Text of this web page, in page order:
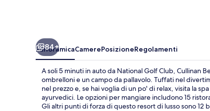
84+
PanoramicaCamerePosizioneRegolamenti
A soli 5 minuti in auto da National Golf Club, Cullinan
ombrelloni e un campo da pallavolo. Tuffati nel
nel prezzo e, se hai voglia di un po' di relax, visita la
ayurvedici. Le opzioni per mangiare includono 15
Gli altri punti di forza di questo resort di lusso sono